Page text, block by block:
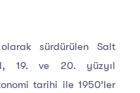
sürdürülen Salt
19. ve 20. yüzyıl
tarihi ile 1950’ler